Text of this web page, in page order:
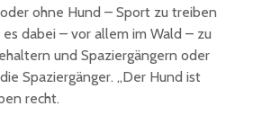
ohne Hund – Sport zu treiben
dabei – vor allem im Wald – zu
und Spaziergängern oder
Spaziergänger. „Der Hund ist
recht.
Erinnerungsstücke aus
dem Nachlass von Dr.
Stadt St. Ingbert
übergeben